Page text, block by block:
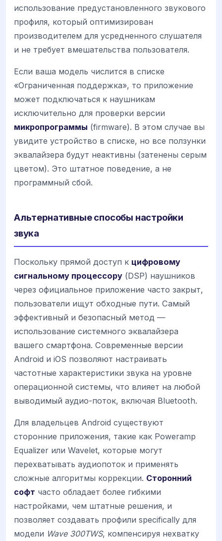
использование предустановленного звукового
профиля, который оптимизирован
производителем для усредненного слушателя
и не требует вмешательства пользователя.
Если ваша модель числится в списке
«Ограниченная поддержка», то приложение
может подключаться к наушникам
исключительно для проверки версии
микропрограммы (firmware). В этом случае вы
увидите устройство в списке, но все ползунки
эквалайзера будут неактивны (затенены серым
цветом). Это штатное поведение, а не
программный сбой.
Альтернативные способы настройки
звука
Поскольку прямой доступ к цифровому
сигнальному процессору (DSP) наушников
через официальное приложение часто закрыт,
пользователи ищут обходные пути. Самый
эффективный и безопасный метод —
использование системного эквалайзера
вашего смартфона. Современные версии
Android и iOS позволяют настраивать
частотные характеристики звука на уровне
операционной системы, что влияет на любой
выводимый аудио-поток, включая Bluetooth.
Для владельцев Android существуют
сторонние приложения, такие как Poweramp
Equalizer или Wavelet, которые могут
перехватывать аудиопоток и применять
сложные алгоритмы коррекции. Сторонний
софт часто обладает более гибкими
настройками, чем штатные решения, и
позволяет создавать профили specifically для
модели Wave 300TWS, компенсируя нехватку